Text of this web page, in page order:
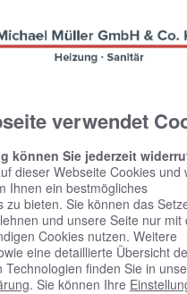
verwendet
können Sie jederzeit
dieser Webseite Cookies und
Ihnen ein bestmögliches
zu bieten. Sie können das
und unsere Seite nur mit
Cookies nutzen. Weitere
eine detaillierte Übersicht
Technologien finden Sie in
. Sie können Ihre